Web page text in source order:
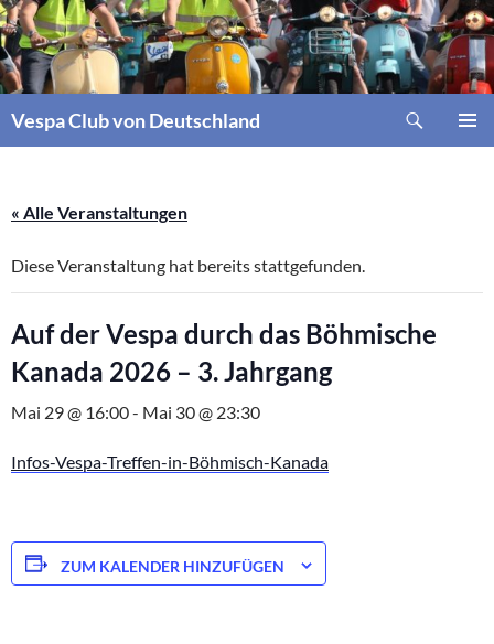
Zum
Inhalt
springen
Vespa Club von Deutschland
« Alle Veranstaltungen
Diese Veranstaltung hat bereits stattgefunden.
Auf der Vespa durch das Böhmische
Kanada 2026 – 3. Jahrgang
Mai 29 @ 16:00- Mai 30 @ 23:30
Infos-Vespa-Treffen-in-Böhmisch-Kanada
ZUM KALENDER HINZUFÜGEN